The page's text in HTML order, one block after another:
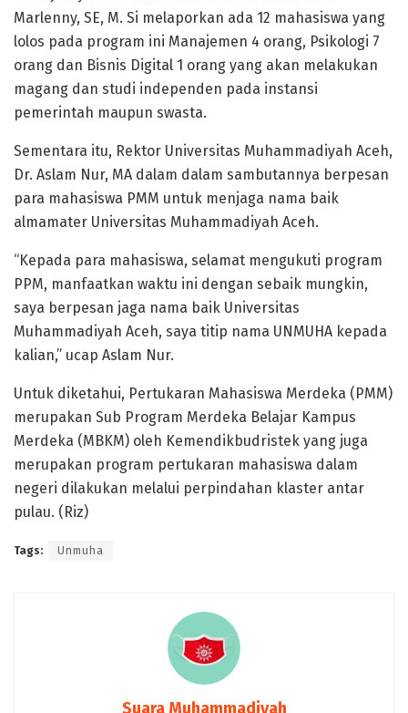
Marlenny, SE, M. Si melaporkan ada 12 mahasiswa yang
lolos pada program ini Manajemen 4 orang, Psikologi 7
orang dan Bisnis Digital 1 orang yang akan melakukan
magang dan studi independen pada instansi
pemerintah maupun swasta.
Sementara itu, Rektor Universitas Muhammadiyah Aceh,
Dr. Aslam Nur, MA dalam dalam sambutannya berpesan
para mahasiswa PMM untuk menjaga nama baik
almamater Universitas Muhammadiyah Aceh.
“Kepada para mahasiswa, selamat mengukuti program
PPM, manfaatkan waktu ini dengan sebaik mungkin,
saya berpesan jaga nama baik Universitas
Muhammadiyah Aceh, saya titip nama UNMUHA kepada
kalian,” ucap Aslam Nur.
Untuk diketahui, Pertukaran Mahasiswa Merdeka (PMM)
merupakan Sub Program Merdeka Belajar Kampus
Merdeka (MBKM) oleh Kemendikbudristek yang juga
merupakan program pertukaran mahasiswa dalam
negeri dilakukan melalui perpindahan klaster antar
pulau. (Riz)
Tags: Unmuha
Suara Muhammadiyah